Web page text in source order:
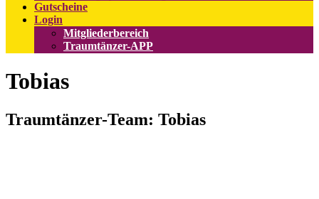
Gutscheine
Login
Mitgliederbereich
Traumtänzer-APP
Tobias
Traumtänzer-Team: Tobias